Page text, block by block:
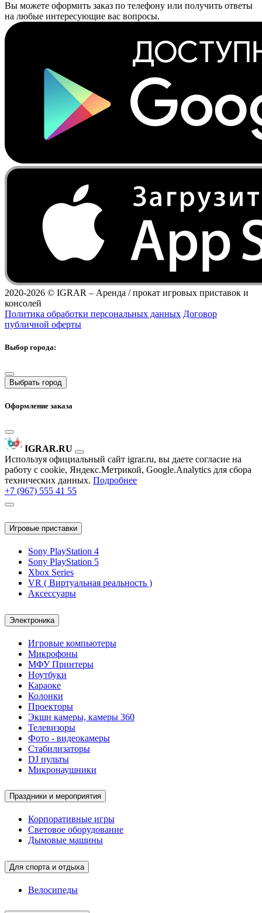
Вы можете оформить заказ по телефону или получить ответы
на любые интересующие вас вопросы.
2020-2026 © IGRAR – Аренда / прокат игровых приставок и
консолей
Политика обработки персональных данных Договор
публичной оферты
Выбор города:
Выбрать город
Оформление заказа
IGRAR.RU
Используя официальный сайт igrar.ru, вы даете согласие на
работу с cookie, Яндекс.Метрикой, Google.Analytics для сбора
технических данных. Подробнее
+7 (967) 555 41 55
Игровые приставки
Sony PlayStation 4
Sony PlayStation 5
Xbox Series
VR ( Виртуальная реальность )
Аксессуары
Электроника
Игровые компьютеры
Микрофоны
МФУ Принтеры
Ноутбуки
Караоке
Колонки
Проекторы
Экшн камеры, камеры 360
Телевизоры
Фото - видеокамеры
Стабилизаторы
DJ пульты
Микронаушники
Праздники и мероприятия
Корпоративные игры
Световое оборудование
Дымовые машины
Для спорта и отдыха
Велосипеды